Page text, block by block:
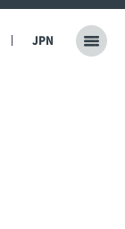
JPN